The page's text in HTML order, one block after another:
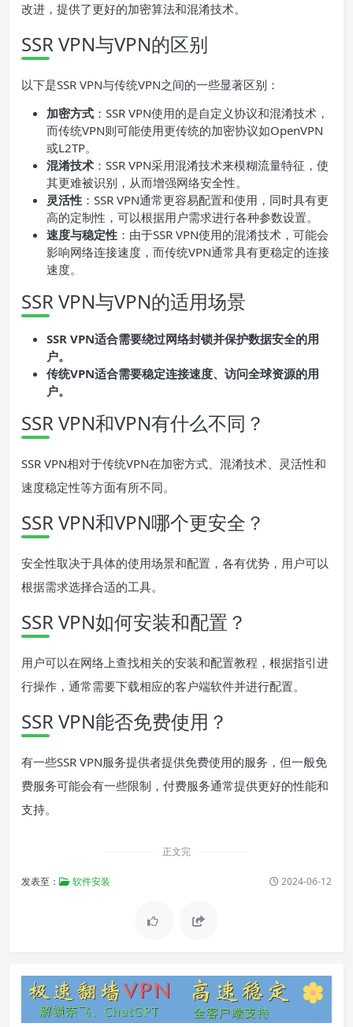
改进，提供了更好的加密算法和混淆技术。
SSR VPN与VPN的区别
以下是SSR VPN与传统VPN之间的一些显著区别：
加密方式 ：SSR VPN使用的是自定义协议和混淆技术，
而传统VPN则可能使用更传统的加密协议如OpenVPN
或L2TP。
混淆技术 ：SSR VPN采用混淆技术来模糊流量特征，使
其更难被识别，从而增强网络安全性。
灵活性 ：SSR VPN通常更容易配置和使用，同时具有更
高的定制性，可以根据用户需求进行各种参数设置。
速度与稳定性 ：由于SSR VPN使用的混淆技术，可能会
影响网络连接速度，而传统VPN通常具有更稳定的连接
速度。
SSR VPN与VPN的适用场景
SSR VPN适合需要绕过网络封锁并保护数据安全的用
户。
传统VPN适合需要稳定连接速度、访问全球资源的用
户。
SSR VPN和VPN有什么不同？
SSR VPN相对于传统VPN在加密方式、混淆技术、灵活性和
速度稳定性等方面有所不同。
SSR VPN和VPN哪个更安全？
安全性取决于具体的使用场景和配置，各有优势，用户可以
根据需求选择合适的工具。
SSR VPN如何安装和配置？
用户可以在网络上查找相关的安装和配置教程，根据指引进
行操作，通常需要下载相应的客户端软件并进行配置。
SSR VPN能否免费使用？
有一些SSR VPN服务提供者提供免费使用的服务，但一般免
费服务可能会有一些限制，付费服务通常提供更好的性能和
支持。
正文完
发表至： 软件安装 2024-06-12